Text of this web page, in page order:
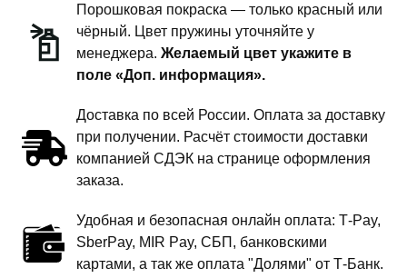
гидроподвеску
Порошковая покраска — только красный или
чёрный. Цвет пружины уточняйте у
менеджера. Желаемый цвет укажите в
поле «Доп. информация».
Доставка по всей России. Оплата за доставку
при получении. Расчёт стоимости доставки
компанией СДЭК на странице оформления
заказа.
Удобная и безопасная онлайн оплата: T‑Pay,
SberPay, MIR Pay, СБП, банковскими
картами, а так же оплата "Долями" от Т-Банк.